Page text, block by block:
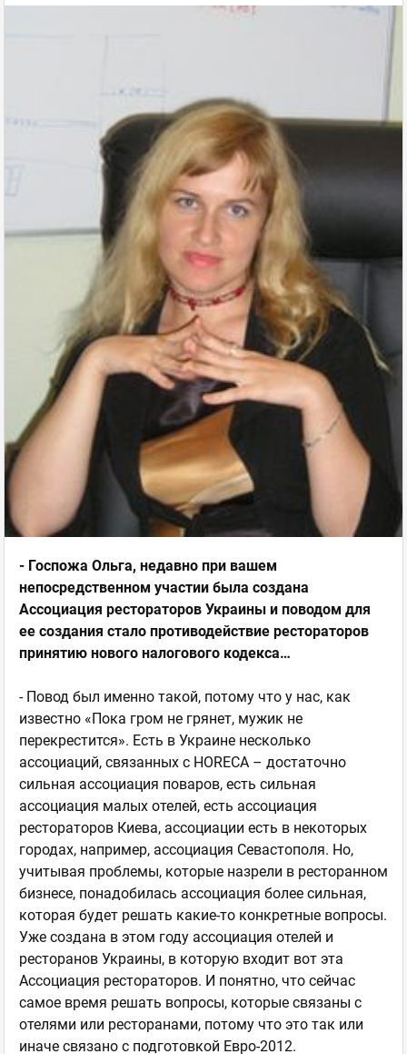
- Госпожа Ольга, недавно при вашем
непосредственном участии была создана
Ассоциация рестораторов Украины и поводом для
ее создания стало противодействие рестораторов
принятию нового налогового кодекса…
- Повод был именно такой, потому что у нас, как
известно «Пока гром не грянет, мужик не
перекрестится». Есть в Украине несколько
ассоциаций, связанных с HORECA – достаточно
сильная ассоциация поваров, есть сильная
ассоциация малых отелей, есть ассоциация
рестораторов Киева, ассоциации есть в некоторых
городах, например, ассоциация Севастополя. Но,
учитывая проблемы, которые назрели в ресторанном
бизнесе, понадобилась ассоциация более сильная,
которая будет решать какие-то конкретные вопросы.
Уже создана в этом году ассоциация отелей и
ресторанов Украины, в которую входит вот эта
Ассоциация рестораторов. И понятно, что сейчас
самое время решать вопросы, которые связаны с
отелями или ресторанами, потому что это так или
иначе связано с подготовкой Евро-2012.